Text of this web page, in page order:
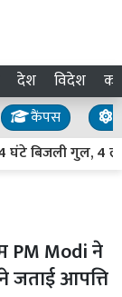
देश विदेश
कैंपस
बिजली गुल, 4 लाख
PM Modi ने
जताई आपत्ति